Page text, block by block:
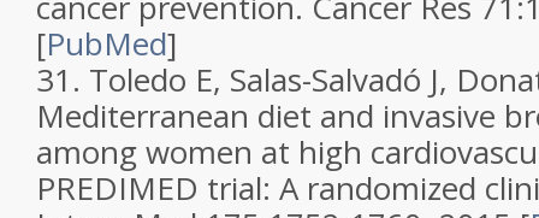
[PubMed]
31. Toledo E, Salas-Salvadó J,
Mediterranean diet and invasive
among women at high
PREDIMED trial: A randomized